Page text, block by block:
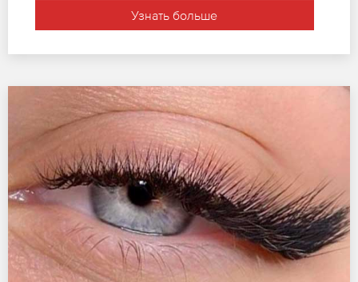
Узнать больше